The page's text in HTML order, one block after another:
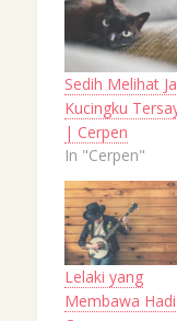
Sedih Melihat
Kucingku
| Cerpen
In "Cerpen"
Lelaki yang
Membawa